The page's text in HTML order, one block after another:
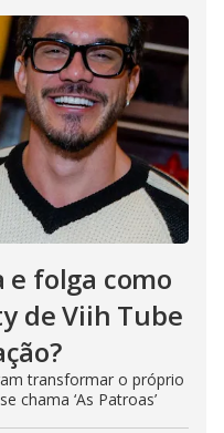
e folga como
de Viih Tube
transformar o próprio
chama ‘As Patroas’